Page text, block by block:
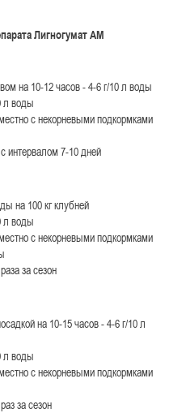
Лигногумат АМ
на 10-12 часов - 4-6 г/10 л воды
л воды
с некорневыми подкормками
интервалом 7-10 дней
на 100 кг клубней
л воды
с некорневыми подкормками
за сезон
на 10-15 часов - 4-6 г/10 л
л воды
с некорневыми подкормками
за сезон